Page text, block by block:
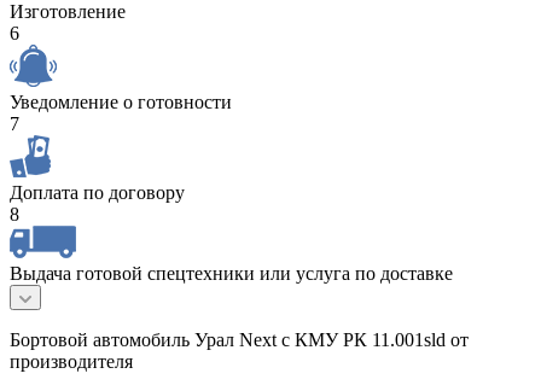
Изготовление
6
Уведомление о готовности
7
Доплата по договору
8
Выдача готовой спецтехники или услуга по доставке
Бортовой автомобиль Урал Next с КМУ РК 11.001sld от
производителя